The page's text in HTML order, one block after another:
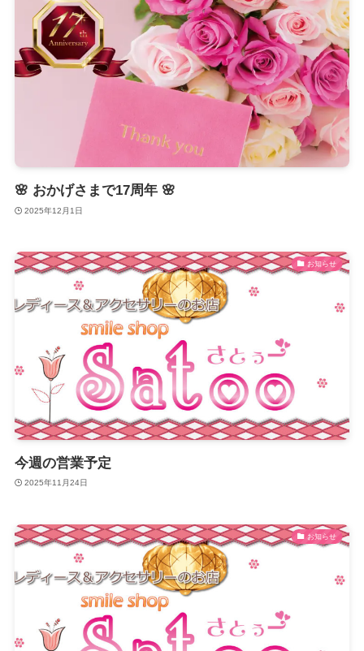
🌸 おかげさまで17周年 🌸
2025年12月1日
お知らせ
今週の営業予定
2025年11月24日
お知らせ